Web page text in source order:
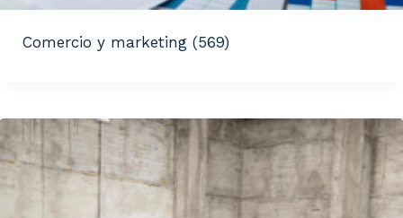
Comercio y marketing (569)